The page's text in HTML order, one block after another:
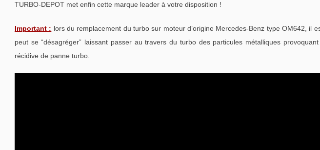
TURBO-DEPOT met enfin cette marque leader à votre disposition !
Important : lors du remplacement du turbo sur moteur d’origine Mercedes-Benz type OM642, il
peut se “désagréger” laissant passer au travers du turbo des particules métalliques
récidive de panne turbo.